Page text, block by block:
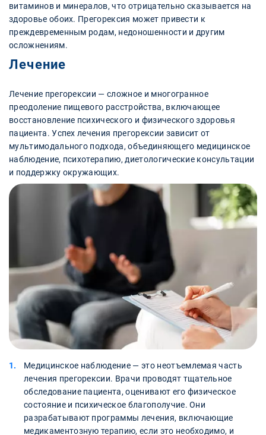
витаминов и минералов, что отрицательно сказывается на
здоровье обоих. Прегорексия может привести к
преждевременным родам, недоношенности и другим
осложнениям.
Лечение
Лечение прегорексии — сложное и многогранное
преодоление пищевого расстройства, включающее
восстановление психического и физического здоровья
пациента. Успех лечения прегорексии зависит от
мультимодального подхода, объединяющего медицинское
наблюдение, психотерапию, диетологические консультации
и поддержку окружающих.
Медицинское наблюдение — это неотъемлемая часть
лечения прегорексии. Врачи проводят тщательное
обследование пациента, оценивают его физическое
состояние и психическое благополучие. Они
разрабатывают программы лечения, включающие
медикаментозную терапию, если это необходимо, и